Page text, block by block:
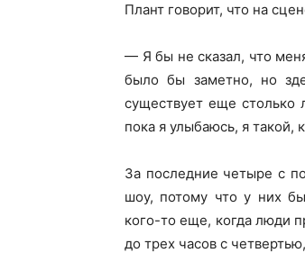
Плант говорит, что на
— Я бы не сказал, что
было бы заметно, но
существует еще столько
пока я улыбаюсь, я такой,
За последние четыре с
шоу, потому что у них
кого-то еще, когда люди
до трех часов с